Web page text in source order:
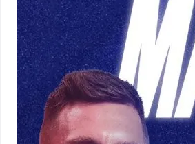
Le Match PSG de Ce Soir: Un